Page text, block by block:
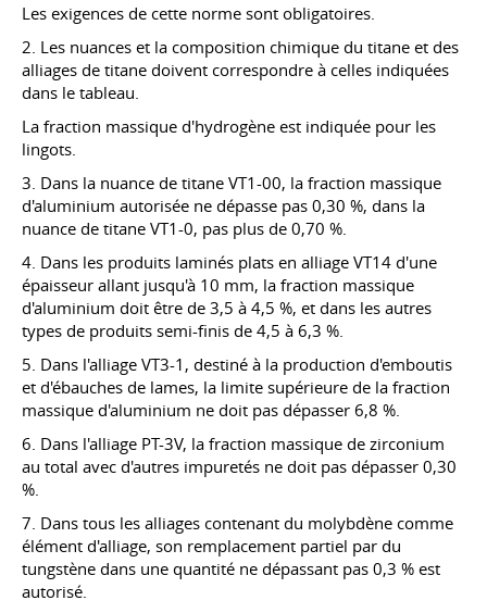
Les exigences de cette norme sont obligatoires.
2. Les nuances et la composition chimique du titane et des
alliages de titane doivent correspondre à celles indiquées
dans le tableau.
La fraction massique d'hydrogène est indiquée pour les
lingots.
3. Dans la nuance de titane VT1-00, la fraction massique
d'aluminium autorisée ne dépasse pas 0,30 %, dans la
nuance de titane VT1-0, pas plus de 0,70 %.
4. Dans les produits laminés plats en alliage VT14 d'une
épaisseur allant jusqu'à 10 mm, la fraction massique
d'aluminium doit être de 3,5 à 4,5 %, et dans les autres
types de produits semi-finis de 4,5 à 6,3 %.
5. Dans l'alliage VT3-1, destiné à la production d'emboutis
et d'ébauches de lames, la limite supérieure de la fraction
massique d'aluminium ne doit pas dépasser 6,8 %.
6. Dans l'alliage PT-3V, la fraction massique de zirconium
au total avec d'autres impuretés ne doit pas dépasser 0,30
%.
7. Dans tous les alliages contenant du molybdène comme
élément d'alliage, son remplacement partiel par du
tungstène dans une quantité ne dépassant pas 0,3 % est
autorisé.